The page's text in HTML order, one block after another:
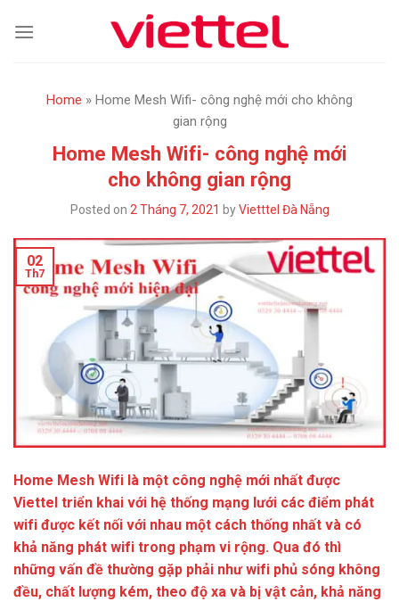
Home » Home Mesh Wifi- công nghệ mới cho không
gian rộng
Home Mesh Wifi- công nghệ mới
cho không gian rộng
Posted on 2 Tháng 7, 2021 byVietttel Đà Nẵng
02
Th7
Home Mesh Wifi là một công nghệ mới nhất được
Viettel triển khai với hệ thống mạng lưới các điểm phát
wifi được kết nối với nhau một cách thống nhất và có
khả năng phát wifi trong phạm vi rộng. Qua đó thì
những vấn đề thường gặp phải như wifi phủ sóng không
đều, chất lượng kém, theo độ xa và bị vật cản, khả năng